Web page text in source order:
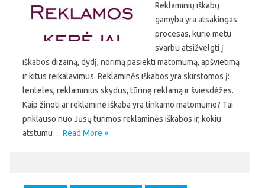
Reklaminių iškabų
gamyba yra atsakingas
procesas, kurio metu
svarbu atsižvelgti į
iškabos dizainą, dydį, norimą pasiekti matomumą, apšvietimą
ir kitus reikalavimus. Reklaminės iškabos yra skirstomos į:
lenteles, reklaminius skydus, tūrinę reklamą ir šviesdėžes.
Kaip žinoti ar reklaminė iškaba yra tinkamo matomumo? Tai
priklauso nuo Jūsų turimos reklaminės iškabos ir, kokiu
atstumu… Read More »